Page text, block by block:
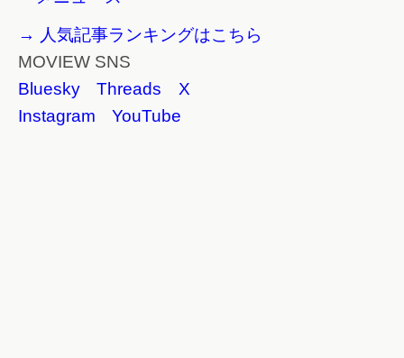
→ 人気記事ランキングはこちら
MOVIEW SNS
Bluesky
Threads
X
Instagram
YouTube